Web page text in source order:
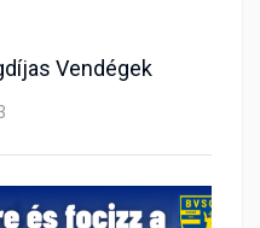
Vendégek